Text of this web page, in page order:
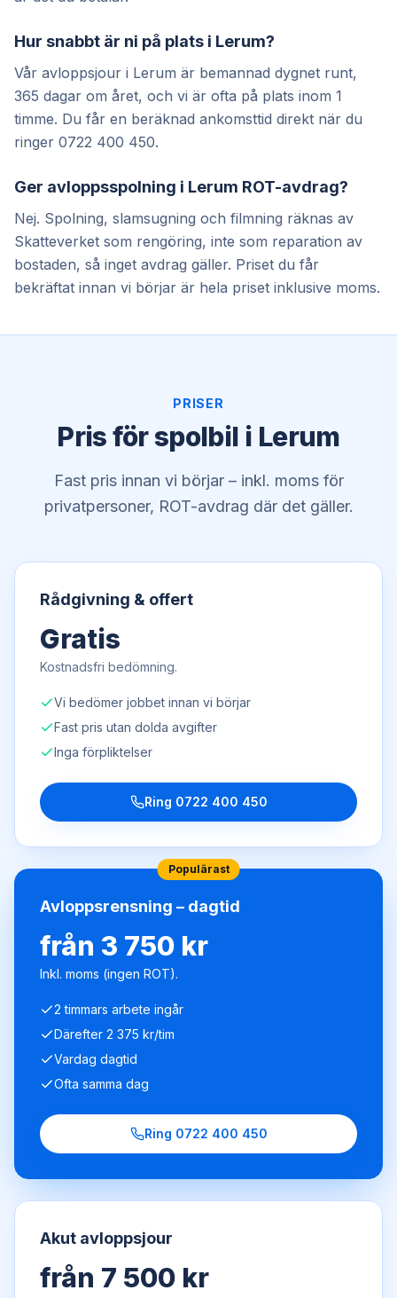
Hur snabbt är ni på plats i Lerum?
Vår avloppsjour i Lerum är bemannad dygnet runt,
365 dagar om året, och vi är ofta på plats inom 1
timme. Du får en beräknad ankomsttid direkt när du
ringer 0722 400 450.
Ger avloppsspolning i Lerum ROT-avdrag?
Nej. Spolning, slamsugning och filmning räknas av
Skatteverket som rengöring, inte som reparation av
bostaden, så inget avdrag gäller. Priset du får
bekräftat innan vi börjar är hela priset inklusive moms.
PRISER
Pris för spolbil i Lerum
Fast pris innan vi börjar – inkl. moms för
privatpersoner, ROT-avdrag där det gäller.
Rådgivning & offert
Gratis
Kostnadsfri bedömning.
Vi bedömer jobbet innan vi börjar
Fast pris utan dolda avgifter
Inga förpliktelser
Ring 0722 400 450
Populärast
Avloppsrensning – dagtid
från 3 750 kr
Inkl. moms (ingen ROT).
2 timmars arbete ingår
Därefter 2 375 kr/tim
Vardag dagtid
Ofta samma dag
Ring 0722 400 450
Akut avloppsjour
från 7 500 kr